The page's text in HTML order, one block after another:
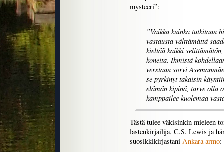
mysteeri”:
”Vaikka kuinka tutkitaan
vastausta välttämättä
kieltää kaikki
koneita. Ihmistä
verstaan sorvi
se pyrkinyt takaisin
elämän kipinä, tarve olla
kamppailee kuolemaa
Tästä tulee väkisinkin mieleen
lastenkirjailija, C.S. Lewis ja
suosikkikirjastani Ankara armo: